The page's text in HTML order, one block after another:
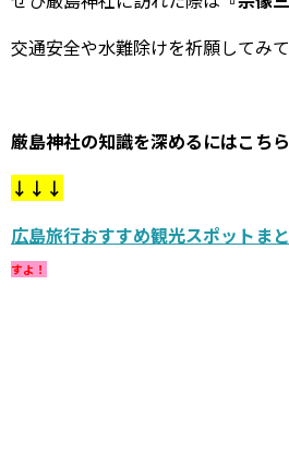
交通安全や水難除けを祈願してみ
厳島神社の知識を深めるにはこち
↓↓↓
広島旅行おすすめ観光スポットま
すよ！